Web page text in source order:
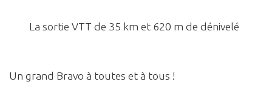
La sortie VTT de 35 km et 620 m de dénivelé
Un grand Bravo à toutes et à tous !